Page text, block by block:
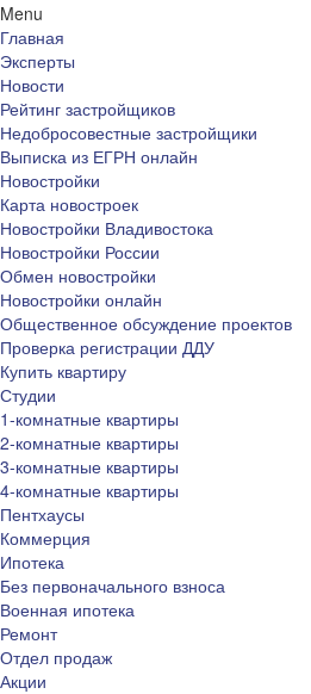
Menu
Главная
Эксперты
Новости
Рейтинг застройщиков
Недобросовестные застройщики
Выписка из ЕГРН онлайн
Новостройки
Карта новостроек
Новостройки Владивостока
Новостройки России
Обмен новостройки
Новостройки онлайн
Общественное обсуждение проектов
Проверка регистрации ДДУ
Купить квартиру
Студии
1-комнатные квартиры
2-комнатные квартиры
3-комнатные квартиры
4-комнатные квартиры
Пентхаусы
Коммерция
Ипотека
Без первоначального взноса
Военная ипотека
Ремонт
Отдел продаж
Акции